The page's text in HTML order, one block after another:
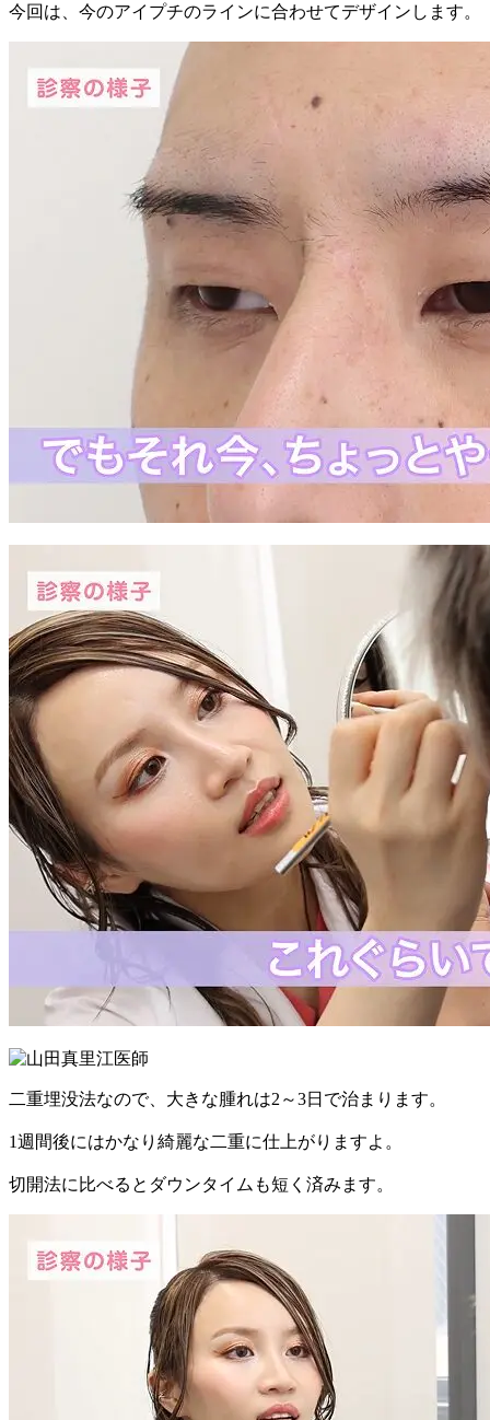
今回は、今のアイプチのラインに合わせてデザインします。
二重埋没法なので、 大きな腫れは2～3日 で治まります。
1週間後にはかなり綺麗な二重に仕上がりますよ。
切開法に比べると ダウンタイムも短く 済みます。